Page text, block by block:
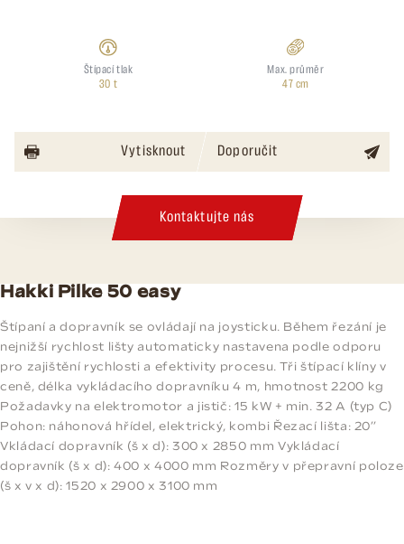
Štípací tlak
30 t
Max. průměr
47 cm
Vytisknout Doporučit
Kontaktujte nás
Hakki Pilke 50 easy
Štípaní a dopravník se ovládají na joysticku. Během řezání je
nejnižší rychlost lišty automaticky nastavena podle odporu
pro zajištění rychlosti a efektivity procesu. Tři štípací klíny v
ceně, délka vykládacího dopravníku 4 m, hmotnost 2200 kg
Požadavky na elektromotor a jistič: 15 kW + min. 32 A (typ C)
Pohon: náhonová hřídel, elektrický, kombi Řezací lišta: 20”
Vkládací dopravník (š x d): 300 x 2850 mm Vykládací
dopravník (š x d): 400 x 4000 mm Rozměry v přepravní poloze
(š x v x d): 1520 x 2900 x 3100 mm